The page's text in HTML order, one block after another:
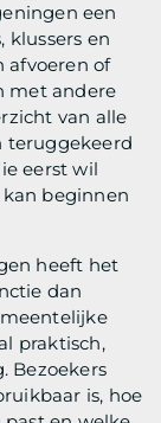
een
klussers en
afvoeren of
met andere
van alle
teruggekeerd
eerst wil
beginnen
heeft het
dan
praktisch,
Bezoekers
is, hoe